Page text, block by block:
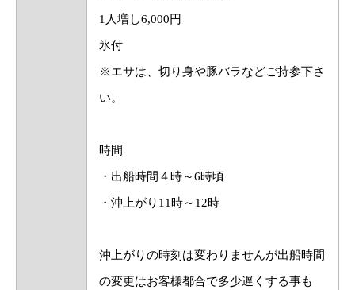
1人増し6,000円
氷付
※エサは、切り身や豚バラなどご持参下さ
い。
時間
・出船時間４時～6時頃
・沖上がり11時～12時
沖上がりの時刻は変わりませんが出船時間
の変更はお客様都合で多少遅くする事も